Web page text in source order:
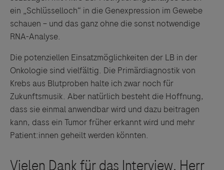
ein „Schlüsselloch“ in die Genexpression im Gewebe
schauen – und das ganz ohne die sonst notwendige
RNA-Analyse.
Die potenziellen Einsatzmöglichkeiten der LB in der
Onkologie sind vielfältig. Die Primärdiagnostik von
Krebs aus Blutproben halte ich zwar noch für
Zukunftsmusik. Aber natürlich besteht die Hoffnung,
dass sie einmal anwendbar wird und dazu beitragen
kann, dass ein Tumor früher erkannt wird und mehr
Patient:innen geheilt werden könnten.